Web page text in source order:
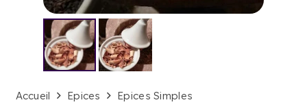
Accueil Epices Epices Simples